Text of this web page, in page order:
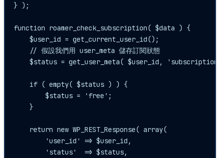
} );
function roamer_check_subscription( $data ) {
    $user_id = get_current_user_id();
    // 假設我們用 user_meta 儲存訂閱狀態
$status = get_user_meta( $user_id,
    if ( empty( $status ) ) {
        $status = 'free';
    }
    return new WP_REST_Response( array(
        'user_id' => $user_id,
        'status'  => $status,